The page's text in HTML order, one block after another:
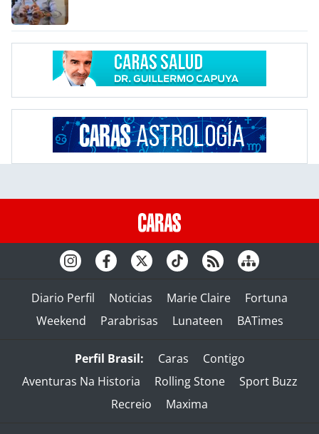
Diario Perfil Noticias Marie Claire
Fortuna
Weekend
Parabrisas Lunateen BATimes
Perfil Brasil: Caras
Contigo
Aventuras Na Historia
Rolling Stone
Sport Buzz
Recreio
Maxima